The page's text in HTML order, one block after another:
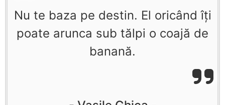
Nu te baza pe destin. El oricând îţi
poate arunca sub tălpi o coajă de
banană.